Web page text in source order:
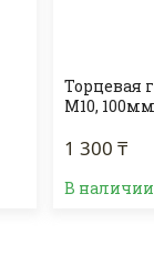
Торцевая
M10,
1 300 ₸
В наличии